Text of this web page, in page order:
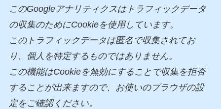
このGoogleアナリティクスはトラフィックデータ
の収集のためにCookieを使用しています。
このトラフィックデータは匿名で収集されてお
り、個人を特定するものではありません。
この機能はCookieを無効にすることで収集を拒否
することが出来ますので、お使いのブラウザの設
定をご確認ください。